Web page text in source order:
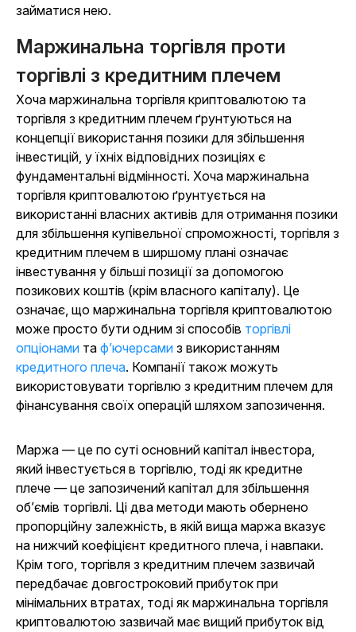
займатися нею.
Маржинальна торгівля проти
торгівлі з кредитним плечем
Хоча маржинальна торгівля криптовалютою та
торгівля з кредитним плечем ґрунтуються на
концепції використання позики для збільшення
інвестицій, у їхніх відповідних позиціях є
фундаментальні відмінності. Хоча маржинальна
торгівля криптовалютою ґрунтується на
використанні власних активів для отримання позики
для збільшення купівельної спроможності, торгівля з
кредитним плечем в ширшому плані означає
інвестування у більші позиції за допомогою
позикових коштів (крім власного капіталу). Це
означає, що маржинальна торгівля криптовалютою
може просто бути одним зі способів торгівлі
опціонами та ф’ючерсами з використанням
кредитного плеча. Компанії також можуть
використовувати торгівлю з кредитним плечем для
фінансування своїх операцій шляхом запозичення.
Маржа — це по суті основний капітал інвестора,
який інвестується в торгівлю, тоді як кредитне
плече — це запозичений капітал для збільшення
об’ємів торгівлі. Ці два методи мають обернено
пропорційну залежність, в якій вища маржа вказує
на нижчий коефіцієнт кредитного плеча, і навпаки.
Крім того, торгівля з кредитним плечем зазвичай
передбачає довгостроковий прибуток при
мінімальних втратах, тоді як маржинальна торгівля
криптовалютою зазвичай має вищий прибуток від